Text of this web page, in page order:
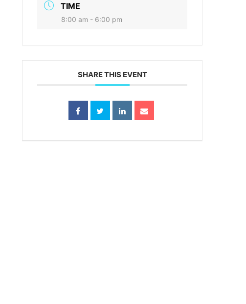
TIME
8:00 am - 6:00 pm
SHARE THIS EVENT